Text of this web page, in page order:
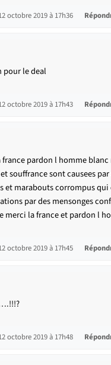
octobre 2019 à 17h36
pour le deal
octobre 2019 à 17h43
france pardon l homme
souffrance sont causees par
et marabouts corrompus
par des mensonges
merci la france et pardon l
octobre 2019 à 17h45
octobre 2019 à 17h48